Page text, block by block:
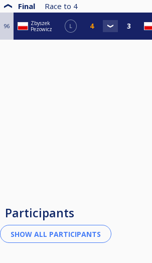
Final Race to 4
96
Zbyszek
Pezowicz
L
Participants